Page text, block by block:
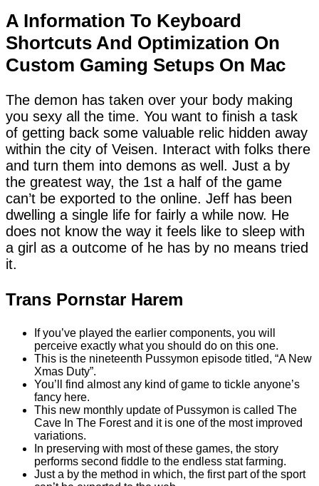
A Information To Keyboard
Shortcuts And Optimization On
Custom Gaming Setups On Mac
The demon has taken over your body making
you sexy all the time. You want to finish a task
of getting back some valuable relic hidden away
within the city of Veisen. Interact with folks there
and turn them into demons as well. Just a by
the greatest way, the 1st a half of the game
can’t be exported to the online. Jeff has been
dwelling a single life for fairly a while now. He
does not know the way it feels like to sleep with
a girl as a outcome of he has by no means tried
it.
Trans Pornstar Harem
If you’ve played the earlier components, you will
perceive exactly what you should do on this one.
This is the nineteenth Pussymon episode titled, “A New
Xmas Duty”.
You’ll find almost any kind of game to tickle anyone’s
fancy here.
This new monthly update of Pussymon is called The
Cave In The Forest and it is one of the most improved
variations.
In preserving with most of these games, the story
performs second fiddle to the endless stat farming.
Just a by the method in which, the first part of the sport